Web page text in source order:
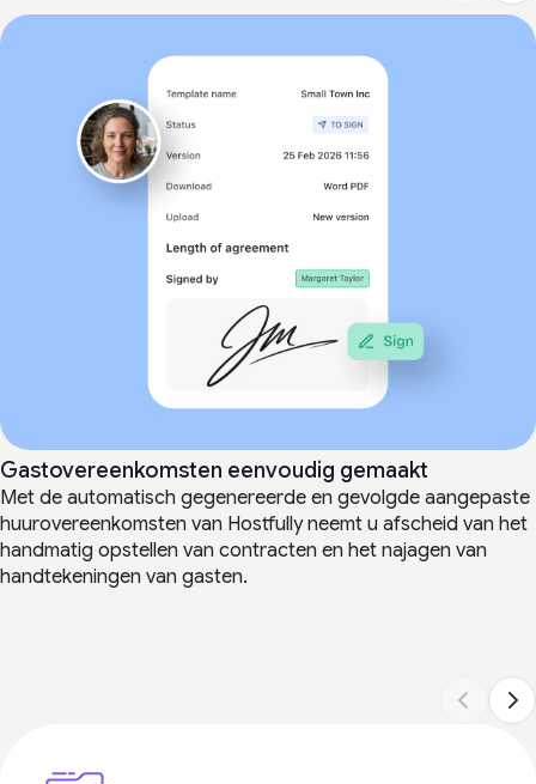
Gastovereenkomsten eenvoudig gemaakt
Met de automatisch gegenereerde en gevolgde aangepaste
huurovereenkomsten van Hostfully neemt u afscheid van het
handmatig opstellen van contracten en het najagen van
handtekeningen van gasten.